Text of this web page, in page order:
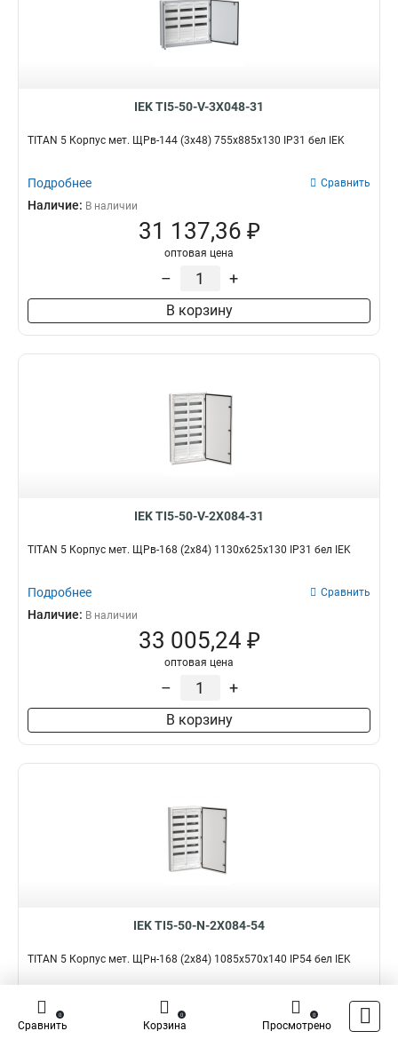
IEK TI5-50-V-3X048-31
TITAN 5 Корпус мет. ЩРв-144 (3х48) 755х885х130 IP31 бел IEK
Подробнее Сравнить
Наличие: В наличии
31 137,36 ₽
оптовая цена
– +
В корзину
IEK TI5-50-V-2X084-31
TITAN 5 Корпус мет. ЩРв-168 (2х84) 1130х625х130 IP31 бел IEK
Подробнее Сравнить
Наличие: В наличии
33 005,24 ₽
оптовая цена
– +
В корзину
IEK TI5-50-N-2X084-54
TITAN 5 Корпус мет. ЩРн-168 (2х84) 1085х570х140 IP54 бел IEK
Подробнее Сравнить
Наличие:
Сравнить
0
Корзина
0
Просмотрено
0